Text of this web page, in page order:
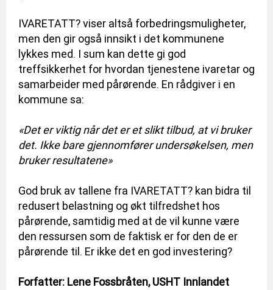
IVARETATT? viser altså forbedringsmuligheter,
men den gir også innsikt i det kommunene
lykkes med. I sum kan dette gi god
treffsikkerhet for hvordan tjenestene ivaretar og
samarbeider med pårørende. En rådgiver i en
kommune sa:
«Det er viktig når det er et slikt tilbud, at vi bruker
det. Ikke bare gjennomfører undersøkelsen, men
bruker resultatene»
God bruk av tallene fra IVARETATT? kan bidra til
redusert belastning og økt tilfredshet hos
pårørende, samtidig med at de vil kunne være
den ressursen som de faktisk er for den de er
pårørende til. Er ikke det en god investering?
Forfatter: Lene Fossbråten, USHT Innlandet